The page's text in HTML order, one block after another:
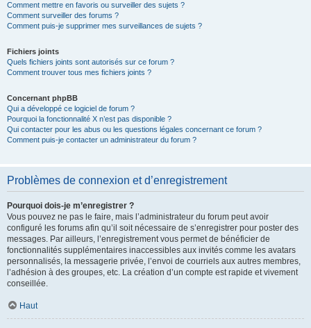
Comment mettre en favoris ou surveiller des sujets ?
Comment surveiller des forums ?
Comment puis-je supprimer mes surveillances de sujets ?
Fichiers joints
Quels fichiers joints sont autorisés sur ce forum ?
Comment trouver tous mes fichiers joints ?
Concernant phpBB
Qui a développé ce logiciel de forum ?
Pourquoi la fonctionnalité X n’est pas disponible ?
Qui contacter pour les abus ou les questions légales concernant ce forum ?
Comment puis-je contacter un administrateur du forum ?
Problèmes de connexion et d’enregistrement
Pourquoi dois-je m’enregistrer ?
Vous pouvez ne pas le faire, mais l’administrateur du forum peut avoir
configuré les forums afin qu’il soit nécessaire de s’enregistrer pour poster des
messages. Par ailleurs, l’enregistrement vous permet de bénéficier de
fonctionnalités supplémentaires inaccessibles aux invités comme les avatars
personnalisés, la messagerie privée, l’envoi de courriels aux autres membres,
l’adhésion à des groupes, etc. La création d’un compte est rapide et vivement
conseillée.
Haut